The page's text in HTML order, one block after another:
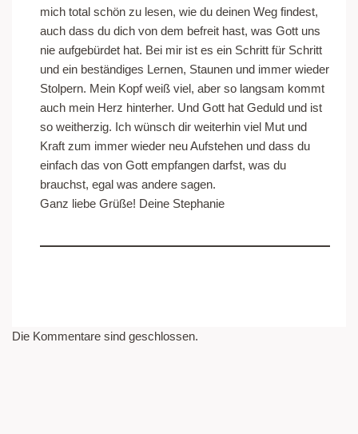
mich total schön zu lesen, wie du deinen Weg findest,
auch dass du dich von dem befreit hast, was Gott uns
nie aufgebürdet hat. Bei mir ist es ein Schritt für Schritt
und ein beständiges Lernen, Staunen und immer wieder
Stolpern. Mein Kopf weiß viel, aber so langsam kommt
auch mein Herz hinterher. Und Gott hat Geduld und ist
so weitherzig. Ich wünsch dir weiterhin viel Mut und
Kraft zum immer wieder neu Aufstehen und dass du
einfach das von Gott empfangen darfst, was du
brauchst, egal was andere sagen.
Ganz liebe Grüße! Deine Stephanie
Die Kommentare sind geschlossen.